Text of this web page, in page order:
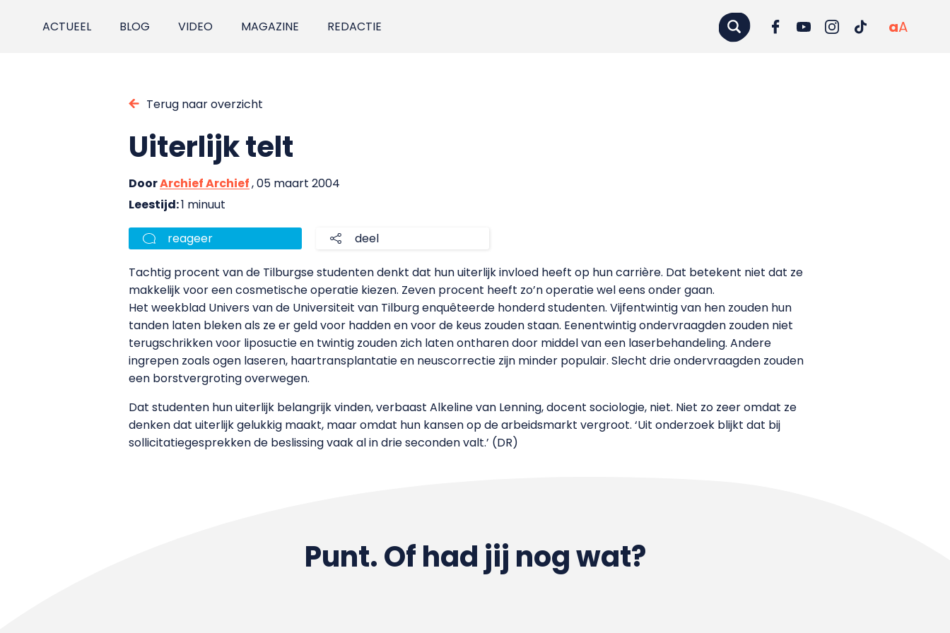
ACTUEEL BLOG VIDEO MAGAZINE REDACTIE aA
Terug naar overzicht
Uiterlijk telt
DoorArchief Archief, 05 maart 2004
Leestijd:1 minuut
reageer deel
Tachtig procent van de Tilburgse studenten denkt dat hun uiterlijk invloed heeft op hun carrière. Dat betekent niet dat ze
makkelijk voor een cosmetische operatie kiezen. Zeven procent heeft zo’n operatie wel eens onder gaan.
Het weekblad Univers van de Universiteit van Tilburg enquêteerde honderd studenten. Vijfentwintig van hen zouden hun
tanden laten bleken als ze er geld voor hadden en voor de keus zouden staan. Eenentwintig ondervraagden zouden niet
terugschrikken voor liposuctie en twintig zouden zich laten ontharen door middel van een laserbehandeling. Andere
ingrepen zoals ogen laseren, haartransplantatie en neuscorrectie zijn minder populair. Slecht drie ondervraagden zouden
een borstvergroting overwegen.
Dat studenten hun uiterlijk belangrijk vinden, verbaast Alkeline van Lenning, docent sociologie, niet. Niet zo zeer omdat ze
denken dat uiterlijk gelukkig maakt, maar omdat hun kansen op de arbeidsmarkt vergroot. ‘Uit onderzoek blijkt dat bij
sollicitatiegesprekken de beslissing vaak al in drie seconden valt.’ (DR)
Punt. Of had jij nog wat?